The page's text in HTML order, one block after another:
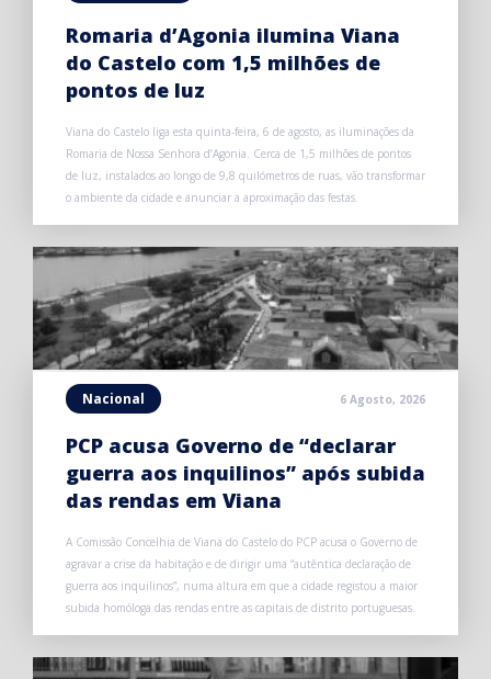
Romaria d’Agonia ilumina Viana
do Castelo com 1,5 milhões de
pontos de luz
Viana do Castelo liga esta quinta-feira, 6 de agosto, as iluminações da
Romaria de Nossa Senhora d’Agonia. Cerca de 1,5 milhões de pontos
de luz, instalados ao longo de 9,8 quilómetros de ruas, vão transformar
o ambiente da cidade e anunciar a aproximação das festas.
Nacional 6 Agosto, 2026
PCP acusa Governo de “declarar
guerra aos inquilinos” após subida
das rendas em Viana
A Comissão Concelhia de Viana do Castelo do PCP acusa o Governo de
agravar a crise da habitação e de dirigir uma “autêntica declaração de
guerra aos inquilinos”, numa altura em que a cidade registou a maior
subida homóloga das rendas entre as capitais de distrito portuguesas.